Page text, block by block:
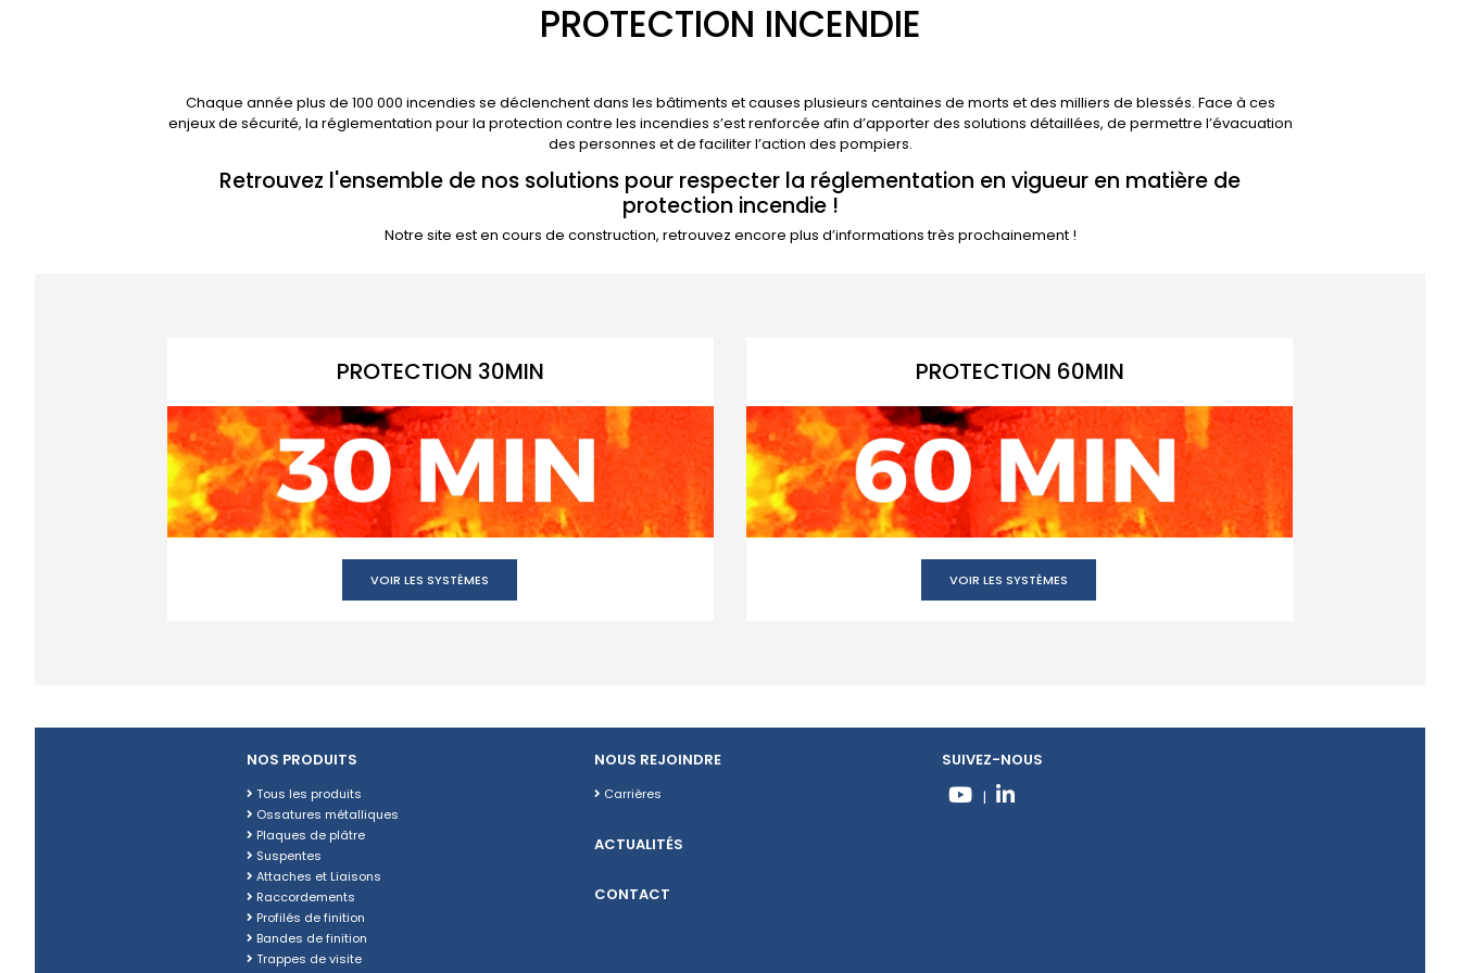
PROTECTION INCENDIE
Chaque année plus de 100 000 incendies se déclenchent dans les bâtiments et causes plusieurs centaines de morts et des milliers de blessés. Face à ces
enjeux de sécurité, la réglementation pour la protection contre les incendies s’est renforcée afin d’apporter des solutions détaillées, de permettre l’évacuation
des personnes et de faciliter l’action des pompiers.
Retrouvez l'ensemble de nos solutions pour respecter la réglementation en vigueur en matière de
protection incendie !
Notre site est en cours de construction, retrouvez encore plus d’informations très prochainement !
PROTECTION 30MIN
VOIR LES SYSTÈMES
PROTECTION 60MIN
VOIR LES SYSTÈMES
NOS PRODUITS
Tous les produits
Ossatures métalliques
Plaques de plâtre
Suspentes
Attaches et Liaisons
Raccordements
Profilés de finition
Bandes de finition
Trappes de visite
NOUS REJOINDRE
Carrières
ACTUALITÉS
CONTACT
SUIVEZ-NOUS
|